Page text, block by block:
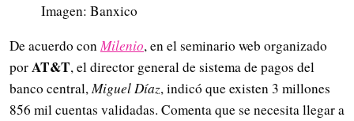
Imagen: Banxico
De acuerdo conMilenio, en el seminario web organizado
porAT&T, el director general de sistema de pagos del
banco central,Miguel Díaz, indicó que existen 3 millones
856 mil cuentas validadas. Comenta que se necesita llegar a